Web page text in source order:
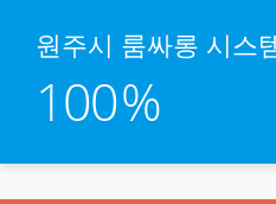
원주시 룸싸롱 시스
100%